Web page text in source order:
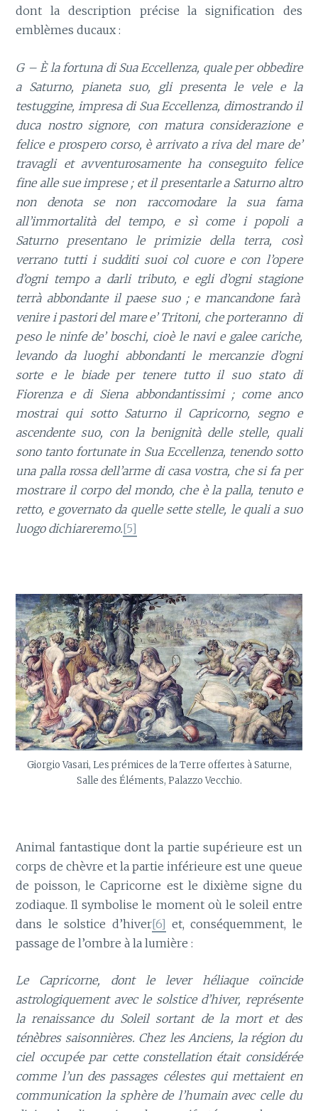
dont la description précise la signification des
emblèmes ducaux :
G – È la fortuna di Sua Eccellenza, quale per obbedire
a Saturno, pianeta suo, gli presenta le vele e la
testuggine, impresa di Sua Eccellenza, dimostrando il
duca nostro signore, con matura considerazione e
felice e prospero corso, è arrivato a riva del mare de’
travagli et avventurosamente ha conseguito felice
fine alle sue imprese ; et il presentarle a Saturno altro
non denota se non raccomodare la sua fama
all’immortalità del tempo, e sì come i popoli a
Saturno presentano le primizie della terra, così
verrano tutti i sudditi suoi col cuore e con l’opere
d’ogni tempo a darli tributo, e egli d’ogni stagione
terrà abbondante il paese suo ; e mancandone farà
venire i pastori del mare e’ Tritoni, che porteranno di
peso le ninfe de’ boschi, cioè le navi e galee cariche,
levando da luoghi abbondanti le mercanzie d’ogni
sorte e le biade per tenere tutto il suo stato di
Fiorenza e di Siena abbondantissimi ; come anco
mostrai qui sotto Saturno il Capricorno, segno e
ascendente suo, con la benignità delle stelle, quali
sono tanto fortunate in Sua Eccellenza, tenendo sotto
una palla rossa dell’arme di casa vostra, che si fa per
mostrare il corpo del mondo, che è la palla, tenuto e
retto, e governato da quelle sette stelle, le quali a suo
luogo dichiareremo.[5]
Giorgio Vasari, Les prémices de la Terre offertes à Saturne,
Salle des Éléments, Palazzo Vecchio.
Animal fantastique dont la partie supérieure est un
corps de chèvre et la partie inférieure est une queue
de poisson, le Capricorne est le dixième signe du
zodiaque. Il symbolise le moment où le soleil entre
dans le solstice d’hiver[6] et, conséquemment, le
passage de l’ombre à la lumière :
Le Capricorne, dont le lever héliaque coïncide
astrologiquement avec le solstice d’hiver, représente
la renaissance du Soleil sortant de la mort et des
ténèbres saisonnières. Chez les Anciens, la région du
ciel occupée par cette constellation était considérée
comme l’un des passages célestes qui mettaient en
communication la sphère de l’humain avec celle du